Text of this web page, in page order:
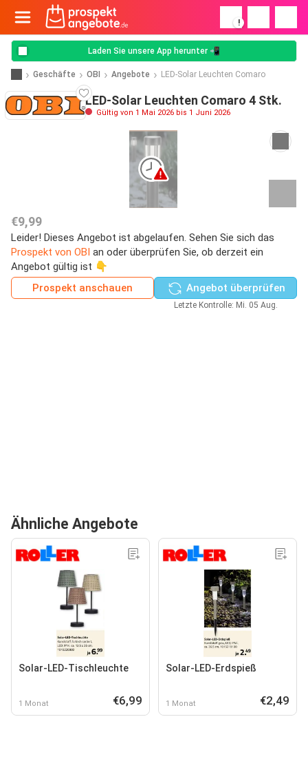
!
Laden Sie unsere App herunter 📲
Geschäfte OBI Angebote LED-Solar Leuchten Comaro
LED-Solar Leuchten Comaro 4 Stk.
Gültig von 1 Mai 2026 bis 1 Juni 2026
€9,99
Leider! Dieses Angebot ist abgelaufen. Sehen Sie sich das
Prospekt von OBI an oder überprüfen Sie, ob derzeit ein
Angebot gültig ist 👇
Prospekt anschauen
Angebot überprüfen
Letzte Kontrolle: Mi. 05 Aug.
Ähnliche Angebote
Solar-LED-Tischleuchte
1 Monat €6,99
Solar-LED-Erdspieß
1 Monat €2,49